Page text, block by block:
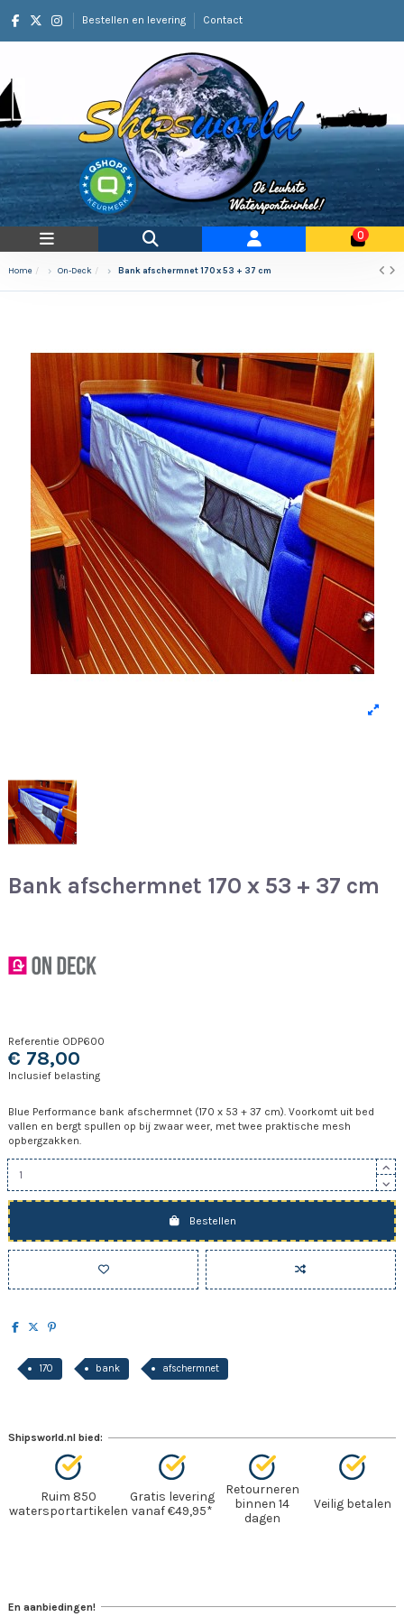
Bestellen en levering Contact
0
Home On-Deck Bank afschermnet 170 x 53 + 37 cm
Bank afschermnet 170 x 53 + 37 cm
Referentie ODP600
€ 78,00
Inclusief belasting
Blue Performance bank afschermnet (170 x 53 + 37 cm). Voorkomt uit bed
vallen en bergt spullen op bij zwaar weer, met twee praktische mesh
opbergzakken.
Bestellen
170 bank afschermnet
Shipsworld.nl bied:
Ruim 850
watersportartikelen
Gratis levering
vanaf €49,95*
Retourneren
binnen 14
dagen
Veilig betalen
En aanbiedingen!